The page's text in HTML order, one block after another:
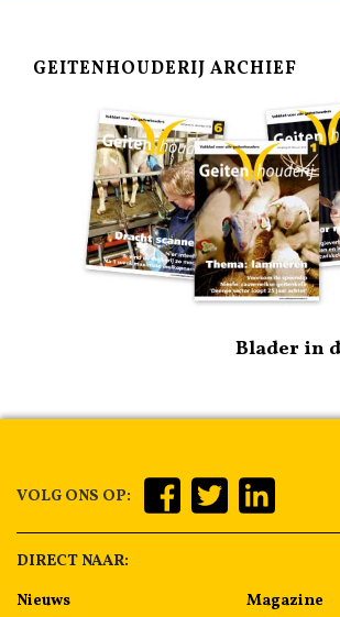
GEITENHOUDERIJ ARCHIEF
Blader in
VOLG ONS OP:
DIRECT NAAR:
Nieuws
Magazine